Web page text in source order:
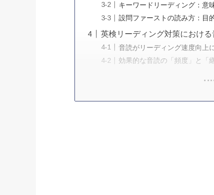
キーワードリーディング：意
設問ファーストの読み方：目
英検リーディング対策におけ
音読がリーディング速度向上
効果的な音読の「頻度」と「